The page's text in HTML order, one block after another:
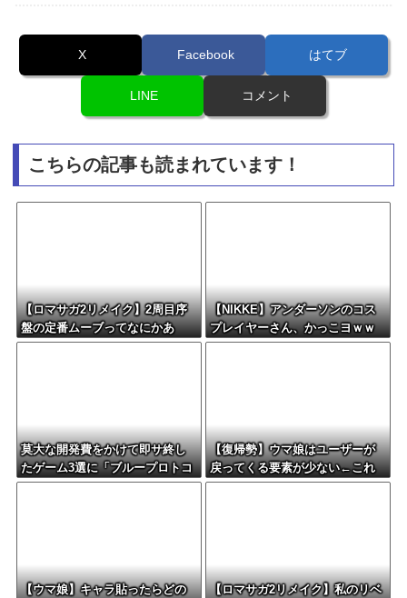
X Facebook はてブ
LINE コメント
こちらの記事も読まれています！
【ロマサガ2リメイク】2周目序
盤の定番ムーブってなにかあ
る？
【NIKKE】アンダーソンのコス
プレイヤーさん、かっこヨｗｗ
ｗｗｗｗ
莫大な開発費をかけて即サ終し
たゲーム3選に「ブループロトコ
ル」「バビロン」「コンコー
【復帰勢】ウマ娘はユーザーが
戻ってくる要素が少ない←これ
【ウマ娘】キャラ貼ったらどの
【ロマサガ2リメイク】私のリベ